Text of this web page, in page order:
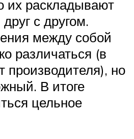
их раскладывают
с другом.
между собой
различаться (в
производителя), но
В итоге
цельное